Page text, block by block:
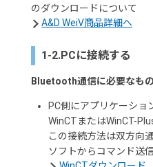
のダウンロードについて
A&D WeiV商品詳細へ
1-2.PCに接続する
Bluetooth通信に必要なもの
PC側にアプリケーショ
WinCTまたはWinCT-
この接続方法は双方向
ソフトからコマンド送